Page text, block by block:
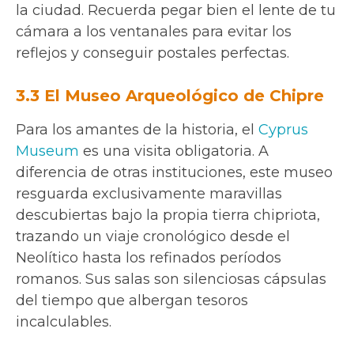
la ciudad. Recuerda pegar bien el lente de tu
cámara a los ventanales para evitar los
reflejos y conseguir postales perfectas.
3.3 El Museo Arqueológico de Chipre
Para los amantes de la historia, el Cyprus
Museum es una visita obligatoria. A
diferencia de otras instituciones, este museo
resguarda exclusivamente maravillas
descubiertas bajo la propia tierra chipriota,
trazando un viaje cronológico desde el
Neolítico hasta los refinados períodos
romanos. Sus salas son silenciosas cápsulas
del tiempo que albergan tesoros
incalculables.